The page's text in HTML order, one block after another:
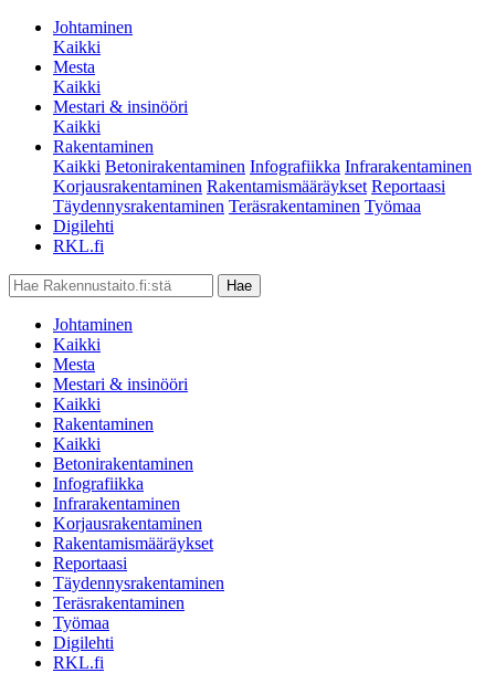
Johtaminen
Kaikki
Mesta
Kaikki
Mestari & insinööri
Kaikki
Rakentaminen
Kaikki Betonirakentaminen Infografiikka Infrarakentaminen
Korjausrakentaminen Rakentamismääräykset Reportaasi
Täydennysrakentaminen Teräsrakentaminen Työmaa
Digilehti
RKL.fi
Johtaminen
Kaikki
Mesta
Mestari & insinööri
Kaikki
Rakentaminen
Kaikki
Betonirakentaminen
Infografiikka
Infrarakentaminen
Korjausrakentaminen
Rakentamismääräykset
Reportaasi
Täydennysrakentaminen
Teräsrakentaminen
Työmaa
Digilehti
RKL.fi